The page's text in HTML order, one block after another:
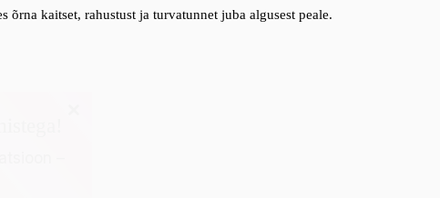
kaitset, rahustust ja turvatunnet juba algusest peale.